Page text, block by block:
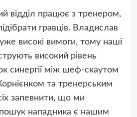
відділ працює з тренером,
гравців. Владислав
високі вимоги, тому наші
високий рівень
синергії між шеф-скаутом
та тренерським
запевнити, що ми
нападника є нашим